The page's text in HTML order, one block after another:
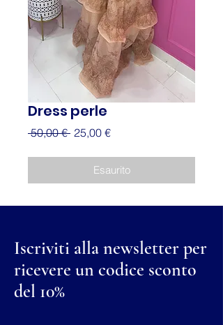
Dress perle
50,00 € Prezzo
25,00 €Prezzo
Esaurito
Iscriviti alla newsletter per
ricevere un codice sconto
del 10%